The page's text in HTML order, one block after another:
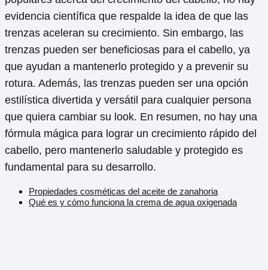
evidencia científica que respalde la idea de que las
trenzas aceleran su crecimiento. Sin embargo, las
trenzas pueden ser beneficiosas para el cabello, ya
que ayudan a mantenerlo protegido y a prevenir su
rotura. Además, las trenzas pueden ser una opción
estilística divertida y versátil para cualquier persona
que quiera cambiar su look. En resumen, no hay una
fórmula mágica para lograr un crecimiento rápido del
cabello, pero mantenerlo saludable y protegido es
fundamental para su desarrollo.
Propiedades cosméticas del aceite de zanahoria
Qué es y cómo funciona la crema de agua oxigenada